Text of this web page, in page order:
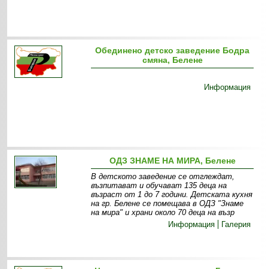
Обединено детско заведение Бодра
смяна, Белене
Информация
ОДЗ ЗНАМЕ НА МИРА, Белене
В детското заведение се отглеждат,
възпитават и обучават 135 деца на
възраст от 1 до 7 години. Детската кухня
на гр. Белене се помещава в ОДЗ "Знаме
на мира" и храни около 70 деца на възр
Информация
Галерия